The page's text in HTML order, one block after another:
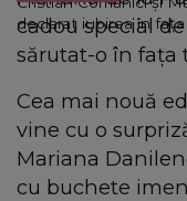
declarat iubirea în
cadou special
sărutat-o în fața
Cea mai nouă
vine cu o
Mariana
cu buchete